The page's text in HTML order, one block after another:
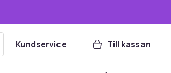
Kundservice Till kassan